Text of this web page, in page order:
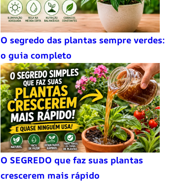
O segredo das plantas sempre verdes:
o guia completo
O SEGREDO que faz suas plantas
crescerem mais rápido